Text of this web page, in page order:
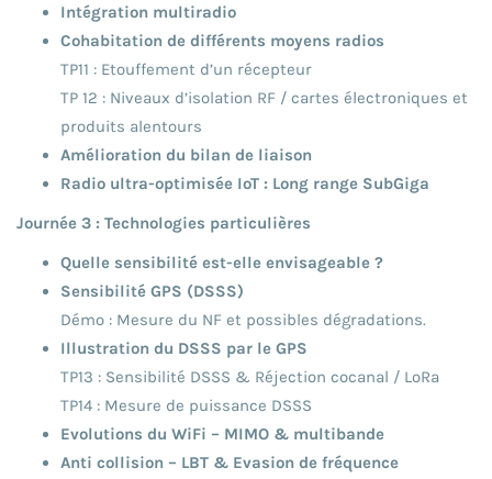
Intégration multiradio
Cohabitation de différents moyens radios
TP11 : Etouffement d’un récepteur
TP 12 : Niveaux d’isolation RF / cartes électroniques et
produits alentours
Amélioration du bilan de liaison
Radio ultra-optimisée IoT : Long range SubGiga
Journée 3 : Technologies particulières
Quelle sensibilité est-elle envisageable ?
Sensibilité GPS (DSSS)
Démo : Mesure du NF et possibles dégradations.
Illustration du DSSS par le GPS
TP13 : Sensibilité DSSS & Réjection cocanal / LoRa
TP14 : Mesure de puissance DSSS
Evolutions du WiFi – MIMO & multibande
Anti collision – LBT & Evasion de fréquence